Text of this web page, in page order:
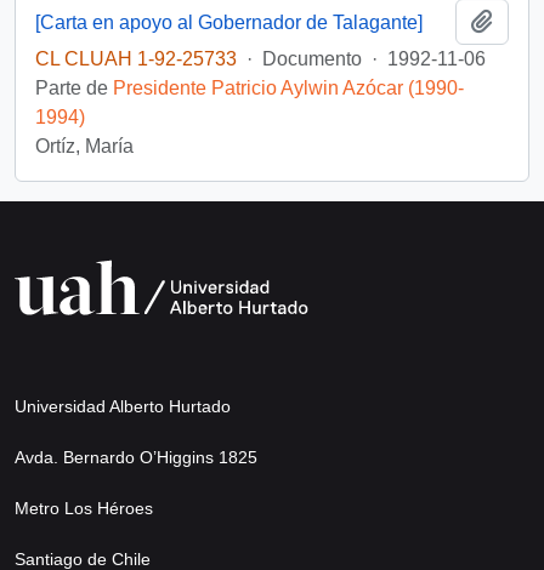
[Carta en apoyo al Gobernador de Talagante]
CL CLUAH 1-92-25733 · Documento · 1992-11-06
Parte de Presidente Patricio Aylwin Azócar (1990-
1994)
Ortíz, María
Universidad Alberto Hurtado
Avda. Bernardo O’Higgins 1825
Metro Los Héroes
Santiago de Chile